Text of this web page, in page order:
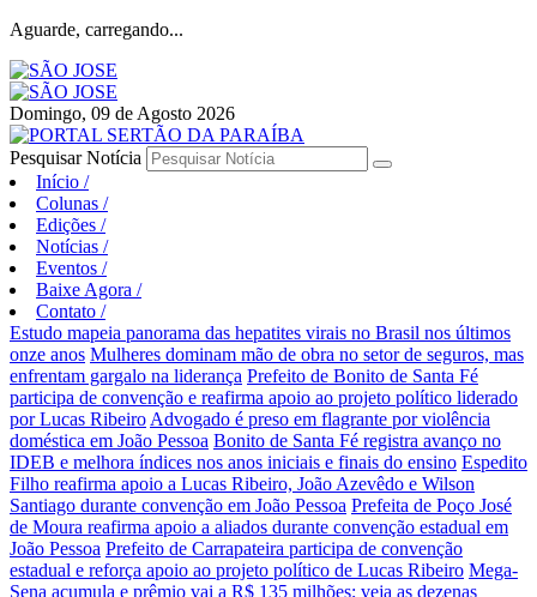
Aguarde, carregando...
Domingo, 09 de Agosto 2026
Pesquisar Notícia
Início /
Colunas /
Edições /
Notícias /
Eventos /
Baixe Agora /
Contato /
Estudo mapeia panorama das hepatites virais no Brasil nos últimos
onze anos Mulheres dominam mão de obra no setor de seguros, mas
enfrentam gargalo na liderança Prefeito de Bonito de Santa Fé
participa de convenção e reafirma apoio ao projeto político liderado
por Lucas Ribeiro Advogado é preso em flagrante por violência
doméstica em João Pessoa Bonito de Santa Fé registra avanço no
IDEB e melhora índices nos anos iniciais e finais do ensino Espedito
Filho reafirma apoio a Lucas Ribeiro, João Azevêdo e Wilson
Santiago durante convenção em João Pessoa Prefeita de Poço José
de Moura reafirma apoio a aliados durante convenção estadual em
João Pessoa Prefeito de Carrapateira participa de convenção
estadual e reforça apoio ao projeto político de Lucas Ribeiro Mega-
Sena acumula e prêmio vai a R$ 135 milhões; veja as dezenas